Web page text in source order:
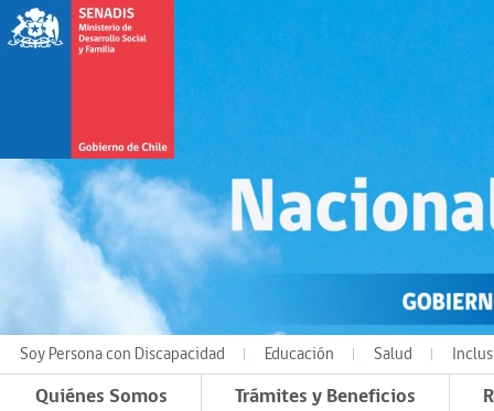
Soy Persona con Discapacidad Educación Salud
Quiénes Somos Trámites y Beneficios